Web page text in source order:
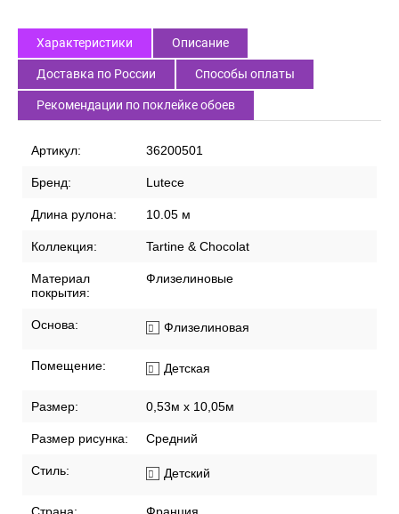
Характеристики Описание
Доставка по России Способы оплаты
Рекомендации по поклейке обоев
Артикул: 36200501
Бренд: Lutece
Длина рулона: 10.05 м
Коллекция: Tartine & Chocolat
Материал
покрытия:
Флизелиновые
Основа: Флизелиновая
Помещение: Детская
Размер: 0,53м x 10,05м
Размер рисунка: Средний
Стиль: Детский